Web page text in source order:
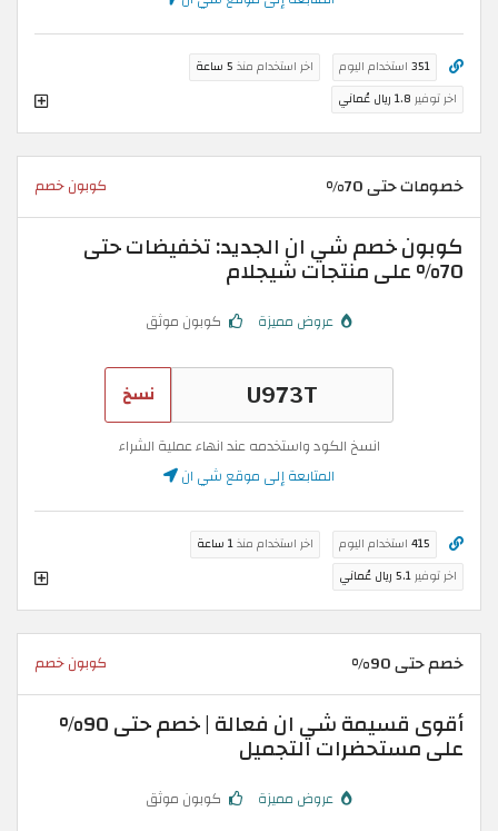
351 استخدام اليوم اخر استخدام منذ 5 ساعة
اخر توفير 1.8 ريال عُماني
خصومات حتى 70% كوبون خصم
كوبون خصم شي ان الجديد: تخفيضات حتى
70% على منتجات شيجلام
عروض مميزة كوبون موثق
نسخ
انسخ الكود واستخدمه عند انهاء عملية الشراء
المتابعة إلى موقع شي ان
415 استخدام اليوم اخر استخدام منذ1 ساعة
اخر توفير5.1 ريال عُماني
خصم حتى 90% كوبون خصم
أقوى قسيمة شي ان فعالة | خصم حتى 90%
على مستحضرات التجميل
عروض مميزة كوبون موثق